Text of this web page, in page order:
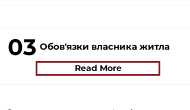
03 Обов'язки власника житла
Read More